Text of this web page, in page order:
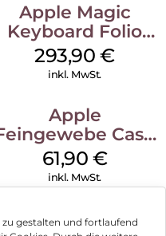
gestalten und fortlaufend
Apple Magic
Keyboard Folio
iPad 10.9″ (10.Gen.)
Weiß
293,90€
inkl. MwSt.
Apple
Case
iPhone 15 Pro
MagSafe Schwarz
61,90 €
inkl. MwSt.